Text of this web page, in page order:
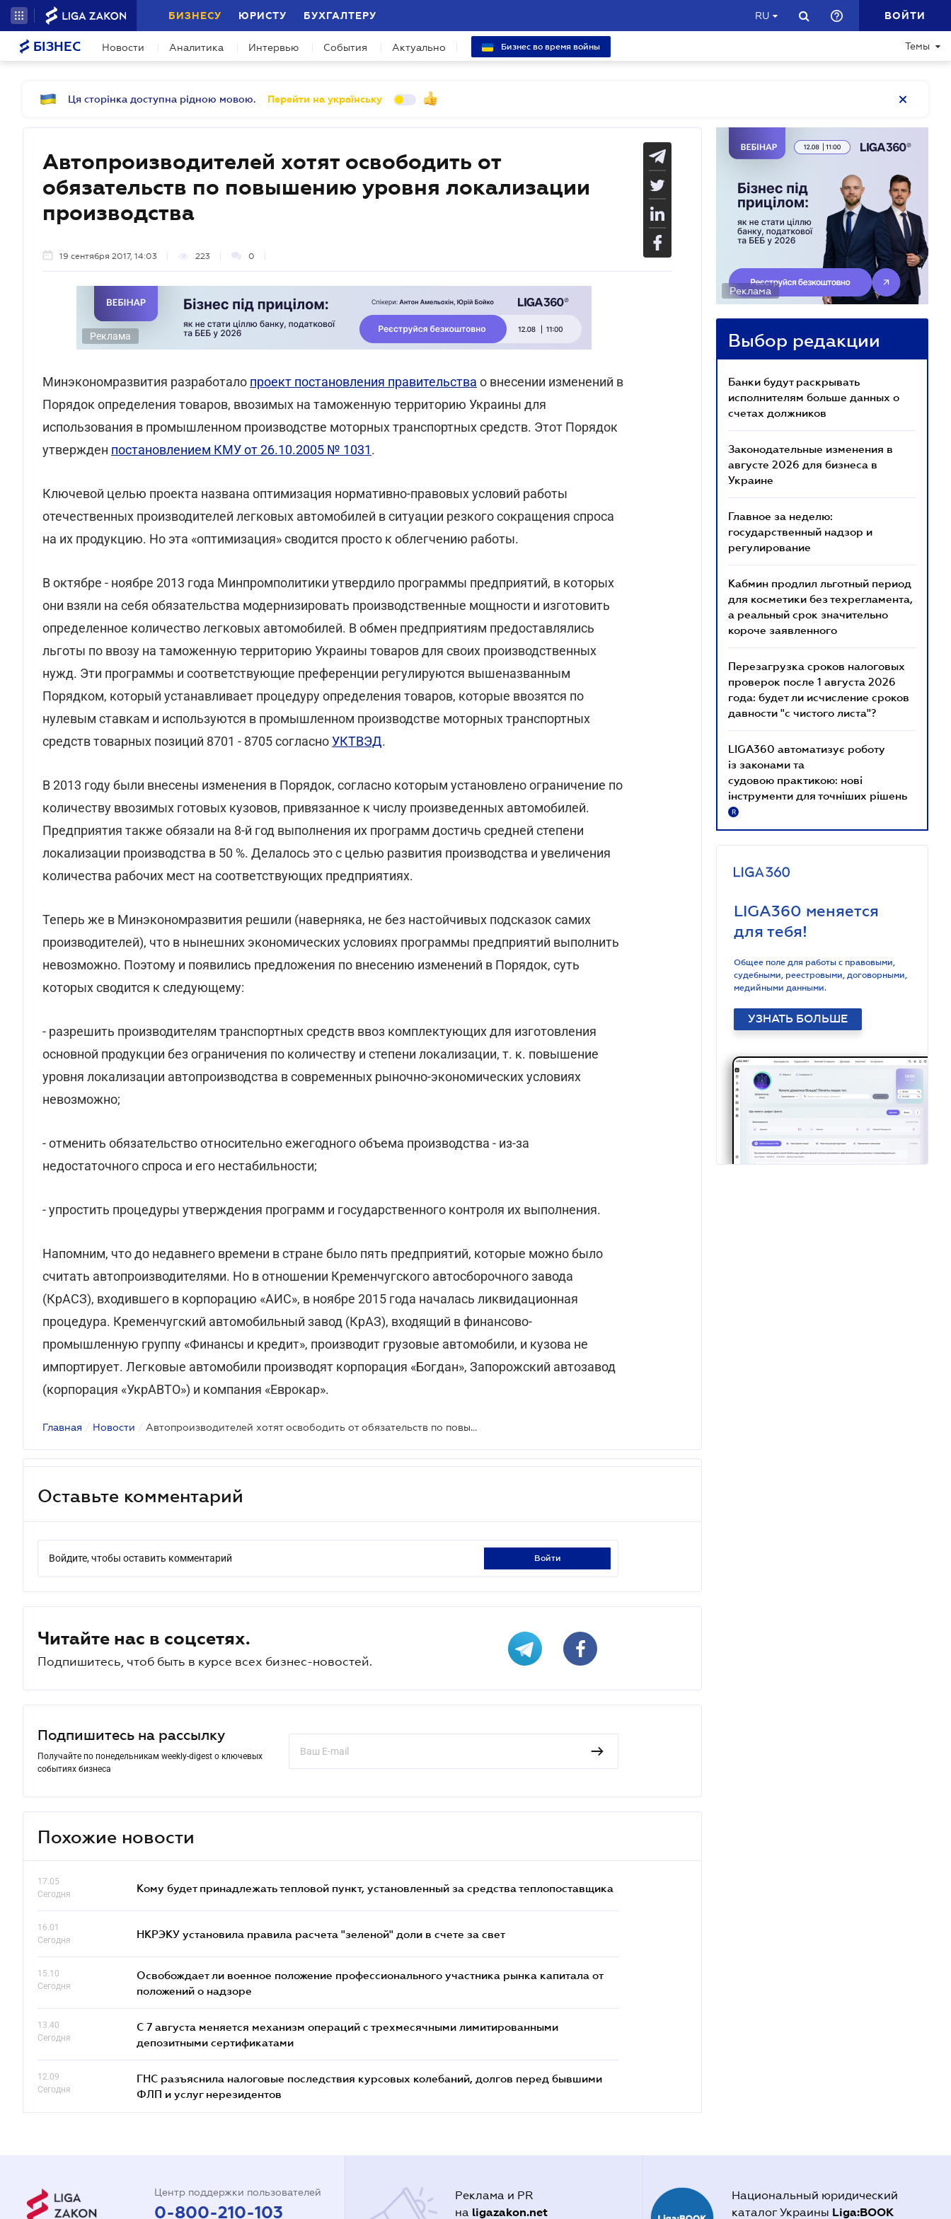
БИЗНЕСУ ЮРИСТУ БУХГАЛТЕРУ RU ВОЙТИ
БІЗНЕС Новости Аналитика Интервью События Актуально Бизнес во время войны Темы
Ця сторінка доступна рідною мовою. Перейти на українську
Автопроизводителей хотят освободить от
обязательств по повышению уровня локализации
производства
19 сентября 2017, 14:03 223 0
Реклама
Минэкономразвития разработало проект постановления правительства о внесении изменений в
Порядок определения товаров, ввозимых на таможенную территорию Украины для
использования в промышленном производстве моторных транспортных средств. Этот Порядок
утвержден постановлением КМУ от 26.10.2005 № 1031.
Ключевой целью проекта названа оптимизация нормативно-правовых условий работы
отечественных производителей легковых автомобилей в ситуации резкого сокращения спроса
на их продукцию. Но эта «оптимизация» сводится просто к облегчению работы.
В октябре - ноябре 2013 года Минпромполитики утвердило программы предприятий, в которых
они взяли на себя обязательства модернизировать производственные мощности и изготовить
определенное количество легковых автомобилей. В обмен предприятиям предоставлялись
льготы по ввозу на таможенную территорию Украины товаров для своих производственных
нужд. Эти программы и соответствующие преференции регулируются вышеназванным
Порядком, который устанавливает процедуру определения товаров, которые ввозятся по
нулевым ставкам и используются в промышленном производстве моторных транспортных
средств товарных позиций 8701 - 8705 согласноУКТВЭД.
В 2013 году были внесены изменения в Порядок, согласно которым установлено ограничение по
количеству ввозимых готовых кузовов, привязанное к числу произведенных автомобилей.
Предприятия также обязали на 8-й год выполнения их программ достичь средней степени
локализации производства в 50 %. Делалось это с целью развития производства и увеличения
количества рабочих мест на соответствующих предприятиях.
Теперь же в Минэкономразвития решили (наверняка, не без настойчивых подсказок самих
производителей), что в нынешних экономических условиях программы предприятий выполнить
невозможно. Поэтому и появились предложения по внесению изменений в Порядок, суть
которых сводится к следующему:
- разрешить производителям транспортных средств ввоз комплектующих для изготовления
основной продукции без ограничения по количеству и степени локализации, т. к. повышение
уровня локализации автопроизводства в современных рыночно-экономических условиях
невозможно;
- отменить обязательство относительно ежегодного объема производства - из-за
недостаточного спроса и его нестабильности;
- упростить процедуры утверждения программ и государственного контроля их выполнения.
Напомним, что до недавнего времени в стране было пять предприятий, которые можно было
считать автопроизводителями. Но в отношении Кременчугского автосборочного завода
(КрАСЗ), входившего в корпорацию «АИС», в ноябре 2015 года началась ликвидационная
процедура. Кременчугский автомобильный завод (КрАЗ), входящий в финансово-
промышленную группу «Финансы и кредит», производит грузовые автомобили, и кузова не
импортирует. Легковые автомобили производят корпорация «Богдан», Запорожский автозавод
(корпорация «УкрАВТО») и компания «Еврокар».
Главная / Новости / Автопроизводителей хотят освободить от обязательств по повышению уровня локализации производства
Оставьте комментарий
Войдите, чтобы оставить комментарий войти
Читайте нас в соцсетях.
Подпишитесь, чтоб быть в курсе всех бизнес-новостей.
Подпишитесь на рассылку
Получайте по понедельникам weekly-digest о ключевых
событиях бизнеса
Похожие новости
17.05
Сегодня
Кому будет принадлежать тепловой пункт, установленный за средства теплопоставщика
16.01
Сегодня
НКРЭКУ установила правила расчета "зеленой" доли в счете за свет
15.10
Сегодня
Освобождает ли военное положение профессионального участника рынка капитала от
положений о надзоре
13.40
Сегодня
С 7 августа меняется механизм операций с трехмесячными лимитированными
депозитными сертификатами
12.09
Сегодня
ГНС разъяснила налоговые последствия курсовых колебаний, долгов перед бывшими
ФЛП и услуг нерезидентов
Реклама
Выбор редакции
Банки будут раскрывать
исполнителям больше данных о
счетах должников
Законодательные изменения в
августе 2026 для бизнеса в
Украине
Главное за неделю:
государственный надзор и
регулирование
Кабмин продлил льготный период
для косметики без техрегламента,
а реальный срок значительно
короче заявленного
Перезагрузка сроков налоговых
проверок после 1 августа 2026
года: будет ли исчисление сроков
давности "с чистого листа"?
LIGA360 автоматизує роботу
із законами та
судовою практикою: нові
інструменти для точніших рішень
R
LIGA360 меняется
для тебя!
Общее поле для работы с правовыми,
судебными, реестровыми, договорными,
медийными данными.
УЗНАТЬ БОЛЬШЕ
Центр поддержки пользователей
0-800-210-103
Реклама и PR
на ligazakon.net
Национальный юридический
каталог Украины Liga:BOOK